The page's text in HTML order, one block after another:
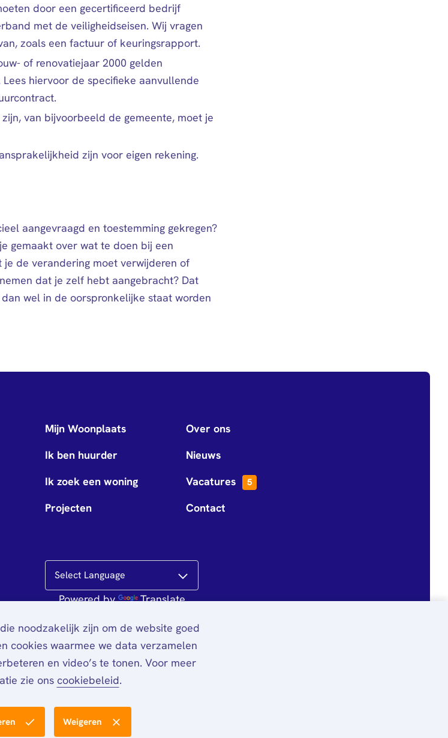
door een gecertificeerd bedrijf
met de veiligheidseisen. Wij vragen
zoals een factuur of keuringsrapport.
of renovatiejaar 2000 gelden
hiervoor de specifieke aanvullende
van bijvoorbeeld de gemeente, moet je
zijn voor eigen rekening.
aangevraagd en toestemming gekregen?
gemaakt over wat te doen bij een
je de verandering moet verwijderen of
dat je zelf hebt aangebracht? Dat
wel in de oorspronkelijke staat worden
Mijn Woonplaats
Over ons
Ik ben huurder
Nieuws
Ik zoek een woning
Vacatures 5
Projecten Contact
Powered by Translate
noodzakelijk zijn om de website goed
cookies waarmee we data verzamelen
en video’s te tonen. Voor meer
zie ons cookiebeleid.
Weigeren